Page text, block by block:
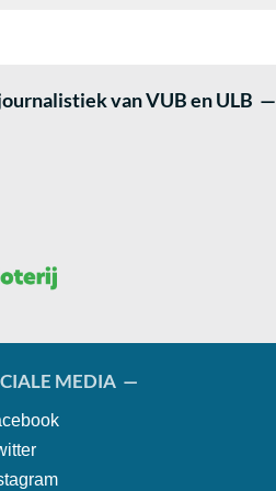
van VUB en ULB —
MEDIA —